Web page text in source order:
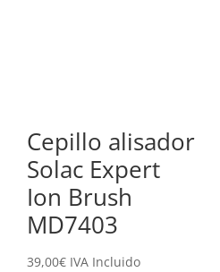
Cepillo alisador
Solac Expert
Ion Brush
MD7403
39,00€ IVA Incluido